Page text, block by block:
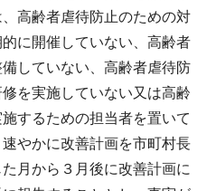
高齢者虐待防止のための対
に開催していない、高齢者
していない、高齢者虐待防
を実施していない又は高齢
するための担当者を置いて
やかに改善計画を市町村長
月から３月後に改善計画に